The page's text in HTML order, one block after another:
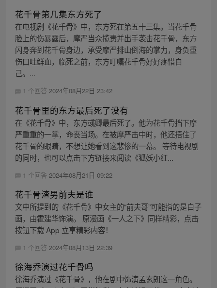
花千骨第几集东方死了
在电视剧《花千骨》中，东方死在第五十三集。当花千骨
脸上的伤暴露后，摩严当众揽责并出手袭击花千骨，东方
闪身奔到花千骨身边，承受摩严排山倒海的掌力，身负重
伤口吐鲜血，临死之前，东方叮嘱花千骨好好疼惜自
己。...
1 个回答 2024年08月22日 23:42
花千骨里的东方最后死了没有
在《花千骨》中，东方彧卿最后死了。他为花千骨挡下摩
严重重的一掌，命丧当场。在被摩严击中时，他还捂住了
花千骨的眼睛，不想让她看到这悲惨的一幕。 等待电视剧
的同时，也可以点击下方链接来阅读《狐妖小红...
1 个回答 2024年08月21日 09:22
花千骨渣男前夫是谁
文中所提到的《花千骨》中女主的“前夫哥”可能指的是白子
画，由霍建华饰演。 原漫画《一人之下》同样精彩，点击
按钮下载 App 立享精彩内容！
1 个回答 2024年08月13日 22:39
徐海乔演过花千骨吗
徐海乔演过《花千骨》，他在剧中饰演孟玄朗这一角色。